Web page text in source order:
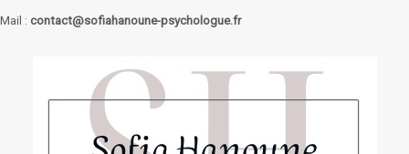
Mail : contact@sofiahanoune-psychologue.fr